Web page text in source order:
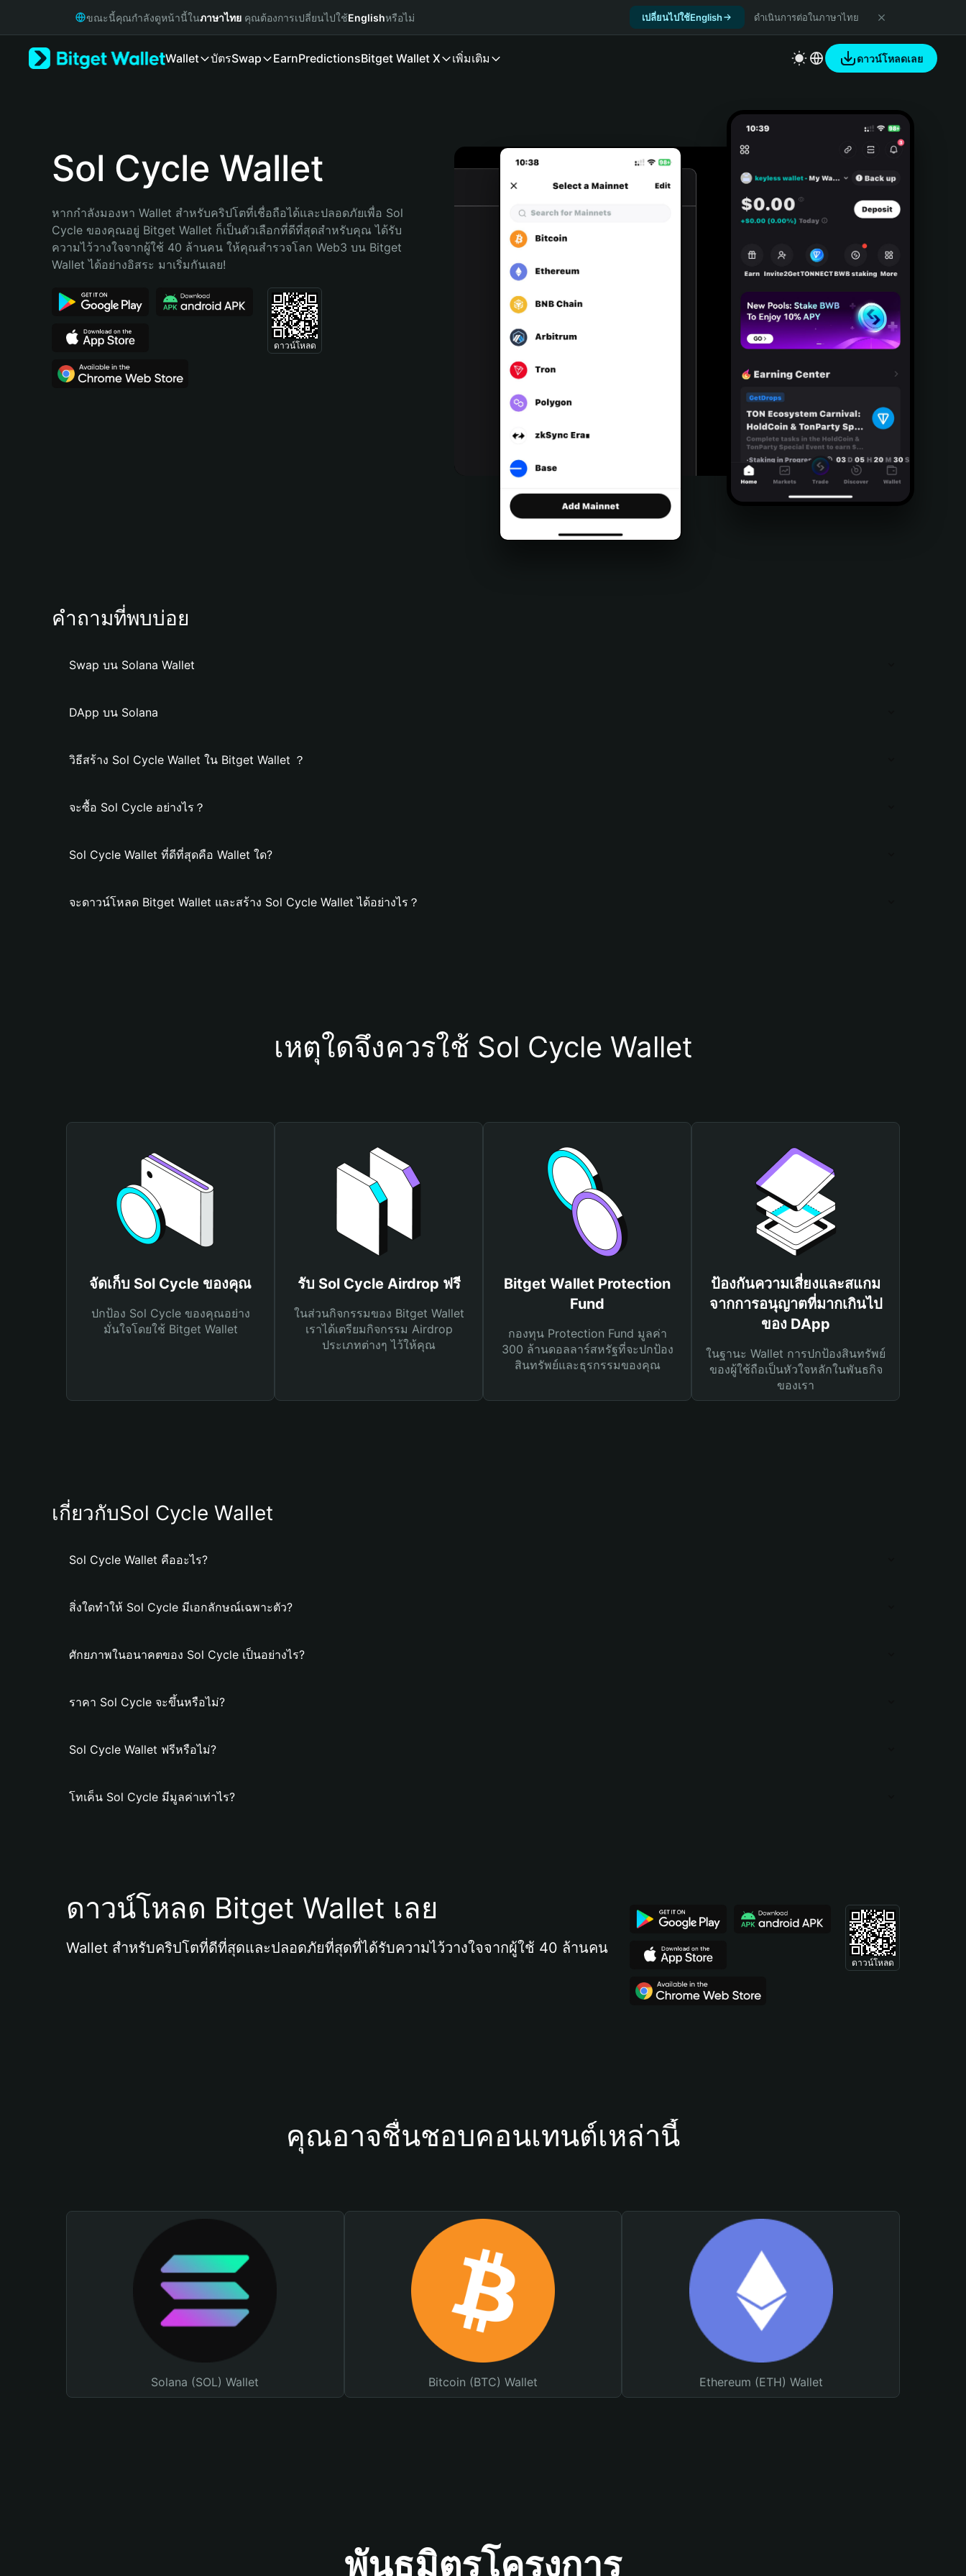
Русский
Bahasa Indonesia
Português (Brasil)
ขณะนี้คุณกำลังดูหน้านี้ในภาษาไทย คุณต้องการเปลี่ยนไปใช้Englishหรือไม่ เปลี่ยนไปใช้English ดำเนินการต่อในภาษาไทย
Wallet บัตรSwap EarnPredictionsBitget Wallet X เพิ่มเติม ดาวน์โหลดเลย
Sol Cycle Wallet
หากกำลังมองหา Wallet สำหรับคริปโตที่เชื่อถือได้และปลอดภัยเพื่อ Sol
Cycle ของคุณอยู่ Bitget Wallet ก็เป็นตัวเลือกที่ดีที่สุดสำหรับคุณ ได้รับ
ความไว้วางใจจากผู้ใช้ 40 ล้านคน ให้คุณสำรวจโลก Web3 บน Bitget
Wallet ได้อย่างอิสระ มาเริ่มกันเลย!
ดาวน์โหลด
คำถามที่พบบ่อย
Swap บน Solana Wallet
DApp บน Solana
วิธีสร้าง Sol Cycle Wallet ใน Bitget Wallet ？
จะซื้อ Sol Cycle อย่างไร？
Sol Cycle Wallet ที่ดีที่สุดคือ Wallet ใด?
จะดาวน์โหลด Bitget Wallet และสร้าง Sol Cycle Wallet ได้อย่างไร？
เหตุใดจึงควรใช้ Sol Cycle Wallet
จัดเก็บ Sol Cycle ของคุณ
ปกป้อง Sol Cycle ของคุณอย่าง
มั่นใจโดยใช้ Bitget Wallet
รับ Sol Cycle Airdrop ฟรี
ในส่วนกิจกรรมของ Bitget Wallet
เราได้เตรียมกิจกรรม Airdrop
ประเภทต่างๆ ไว้ให้คุณ
Bitget Wallet Protection
Fund
กองทุน Protection Fund มูลค่า
300 ล้านดอลลาร์สหรัฐที่จะปกป้อง
สินทรัพย์และธุรกรรมของคุณ
ป้องกันความเสี่ยงและสแกม
จากการอนุญาตที่มากเกินไป
ของ DApp
ในฐานะ Wallet การปกป้องสินทรัพย์
ของผู้ใช้ถือเป็นหัวใจหลักในพันธกิจ
ของเรา
เกี่ยวกับSol Cycle Wallet
Sol Cycle Wallet คืออะไร?
สิ่งใดทำให้ Sol Cycle มีเอกลักษณ์เฉพาะตัว?
ศักยภาพในอนาคตของ Sol Cycle เป็นอย่างไร?
ราคา Sol Cycle จะขึ้นหรือไม่?
Sol Cycle Wallet ฟรีหรือไม่?
โทเค็น Sol Cycle มีมูลค่าเท่าไร?
ดาวน์โหลด Bitget Wallet เลย
Wallet สำหรับคริปโตที่ดีที่สุดและปลอดภัยที่สุดที่ได้รับความไว้วางใจจากผู้ใช้ 40 ล้านคน
ดาวน์โหลด
คุณอาจชื่นชอบคอนเทนต์เหล่านี้
Solana (SOL) Wallet Bitcoin (BTC) Wallet Ethereum (ETH) Wallet
พันธมิตรโครงการ